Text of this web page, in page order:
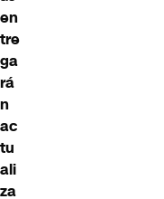
en
tre
ga
rá
n
ac
tu
ali
za